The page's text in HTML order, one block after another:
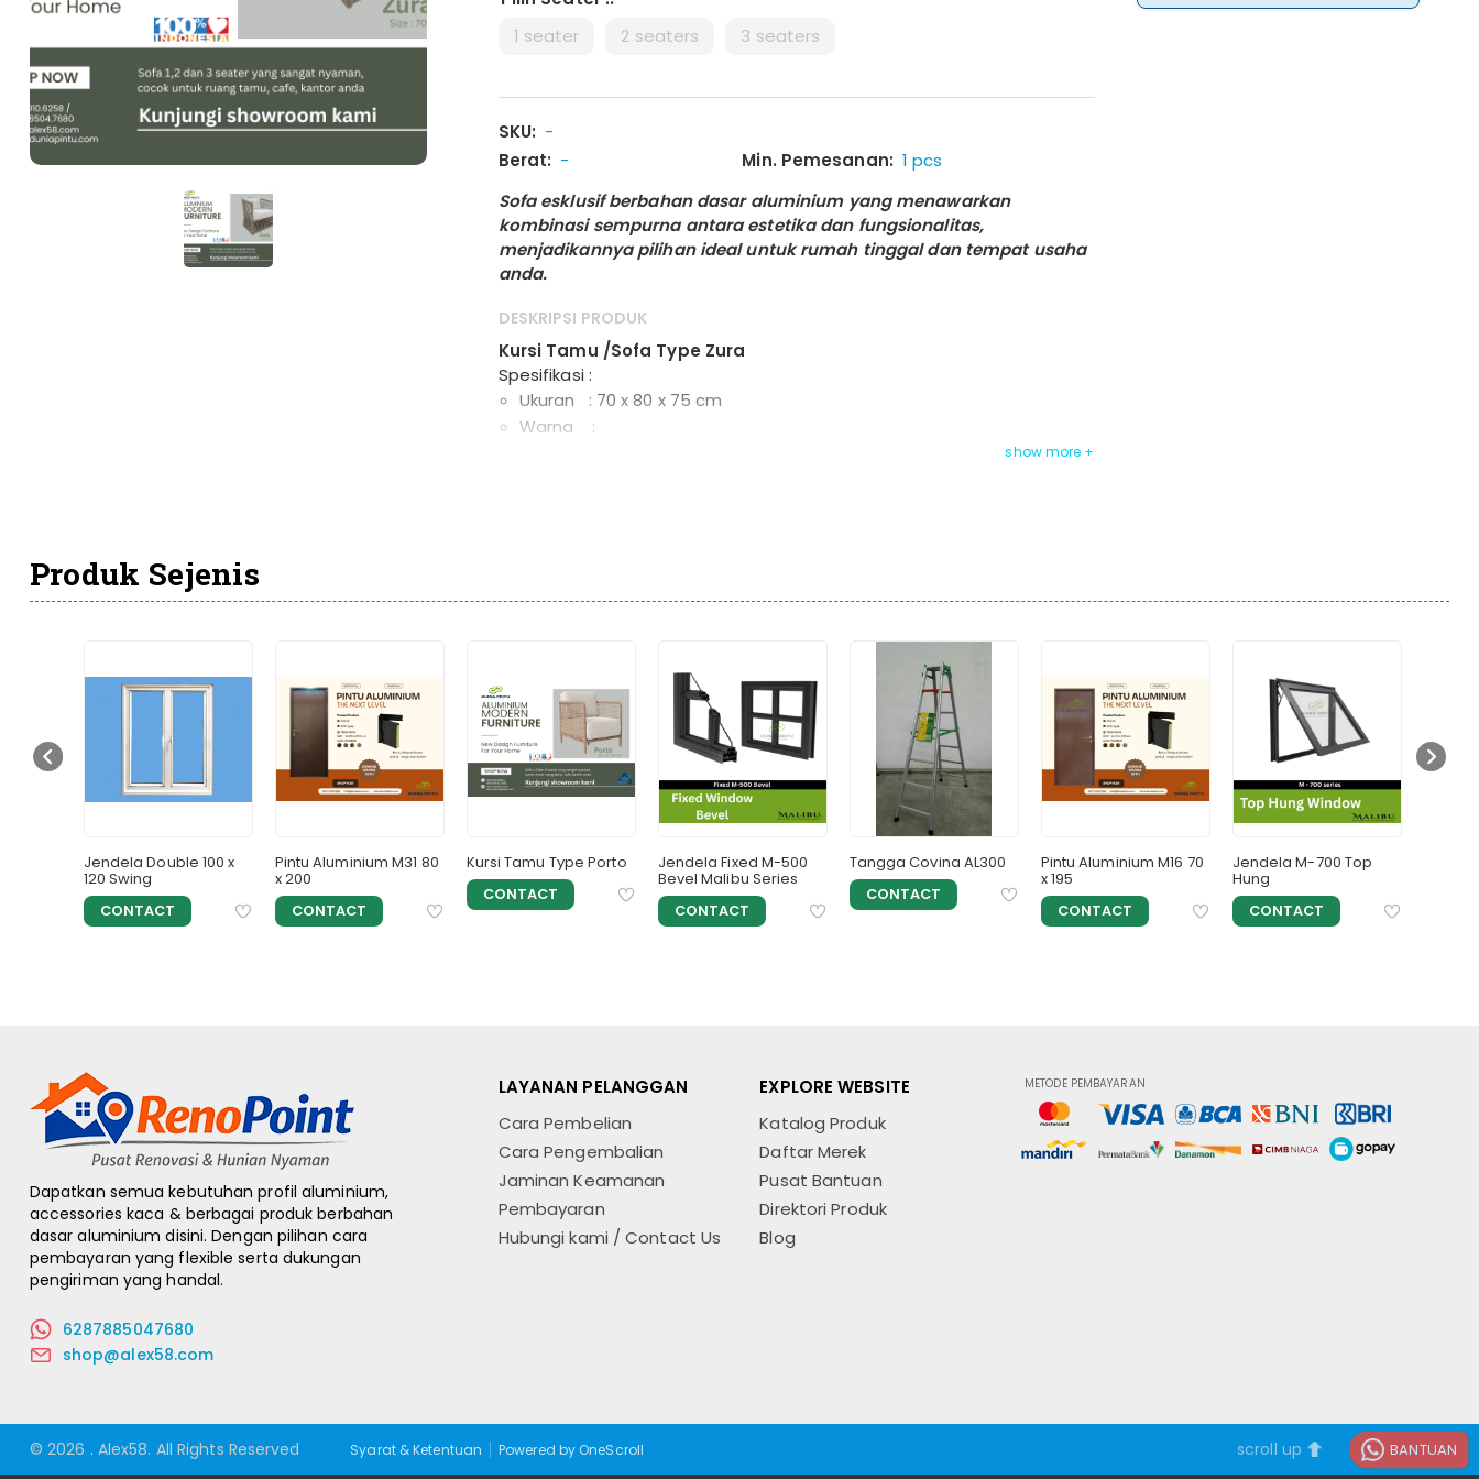
1 seater 2 seaters 3 seaters
SKU: -
Berat: - Min. Pemesanan: 1 pcs
Sofa esklusif berbahan dasar aluminium yang menawarkan
kombinasi sempurna antara estetika dan fungsionalitas,
menjadikannya pilihan ideal untuk rumah tinggal dan tempat usaha
anda.
DESKRIPSI PRODUK
Kursi Tamu /Sofa Type Zura
Spesifikasi :
Ukuran : 70 x 80 x 75 cm
Warna :
Produk Sejenis
Jendela Double 100 x
120 Swing
CONTACT
Pintu Aluminium M31 80
x 200
CONTACT
Kursi Tamu Type Porto
CONTACT
Jendela Fixed M-500
Bevel Malibu Series
CONTACT
Tangga Covina AL300
CONTACT
Pintu Aluminium M16 70
x 195
CONTACT
Jendela M-700 Top
Hung
CONTACT
Dapatkan semua kebutuhan profil aluminium,
accessories kaca & berbagai produk berbahan
dasar aluminium disini. Dengan pilihan cara
pembayaran yang flexible serta dukungan
pengiriman yang handal.
6287885047680
shop@alex58.com
LAYANAN PELANGGAN
Cara Pembelian
Cara Pengembalian
Jaminan Keamanan
Pembayaran
Hubungi kami / Contact Us
EXPLORE WEBSITE
Katalog Produk
Daftar Merek
Pusat Bantuan
Direktori Produk
Blog
METODE PEMBAYARAN
© 2026 . Alex58. All Rights Reserved Syarat & Ketentuan Powered by OneScroll scroll up